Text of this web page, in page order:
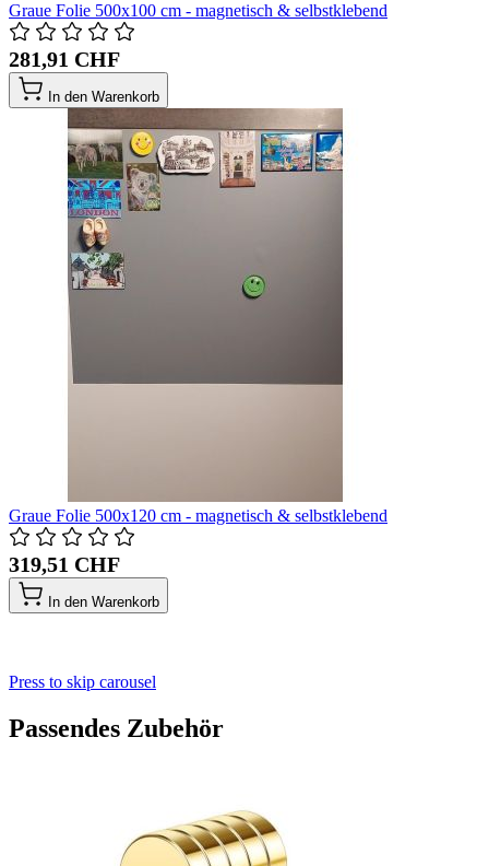
Graue Folie 500x100 cm - magnetisch & selbstklebend
281,91 CHF
In den Warenkorb
Graue Folie 500x120 cm - magnetisch & selbstklebend
319,51 CHF
In den Warenkorb
Press to skip carousel
Passendes Zubehör